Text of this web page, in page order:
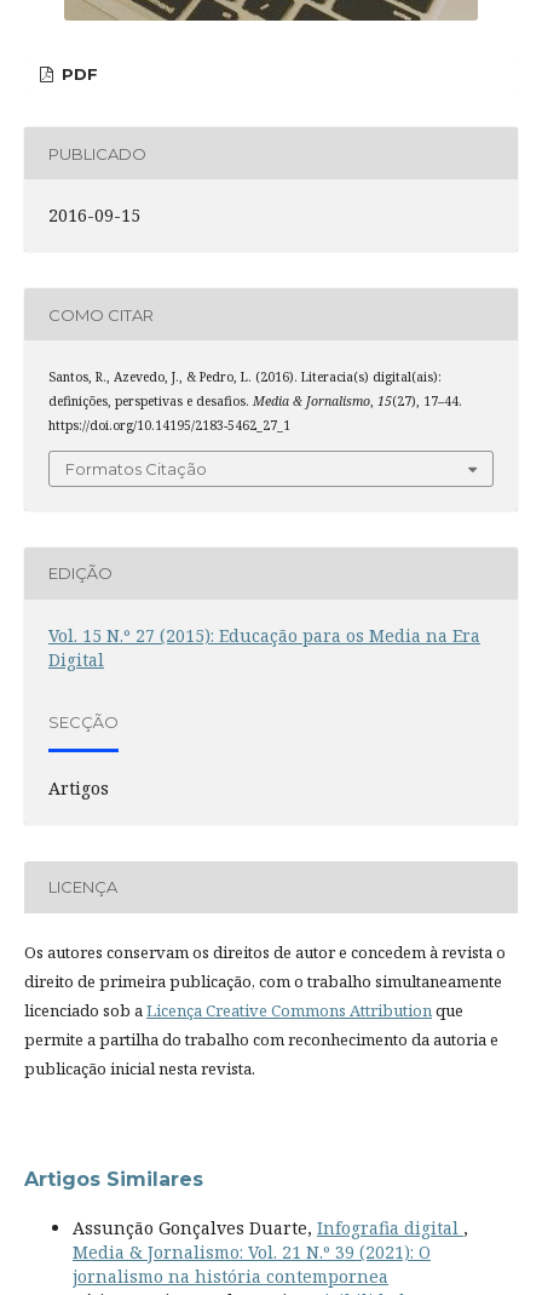
PDF
PUBLICADO
2016-09-15
COMO CITAR
Santos, R., Azevedo, J., & Pedro, L. (2016). Literacia(s) digital(ais):
definições, perspetivas e desafios. Media & Jornalismo, 15(27), 17–44.
https://doi.org/10.14195/2183-5462_27_1
Formatos Citação
EDIÇÃO
Vol. 15 N.º 27 (2015): Educação para os Media na Era
Digital
SECÇÃO
Artigos
LICENÇA
Os autores conservam os direitos de autor e concedem à revista o
direito de primeira publicação, com o trabalho simultaneamente
licenciado sob aLicença Creative Commons Attributionque
permite a partilha do trabalho com reconhecimento da autoria e
publicação inicial nesta revista.
Artigos Similares
Assunção Gonçalves Duarte, Infografia digital ,
Media & Jornalismo: Vol. 21 N.º 39 (2021): O
jornalismo na história contempornea